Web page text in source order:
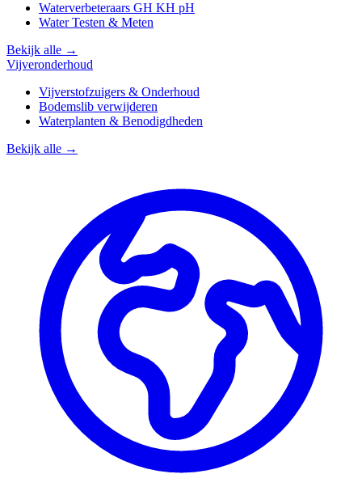
Waterverbeteraars GH KH pH
Water Testen & Meten
Bekijk alle →
Vijveronderhoud
Vijverstofzuigers & Onderhoud
Bodemslib verwijderen
Waterplanten & Benodigdheden
Bekijk alle →